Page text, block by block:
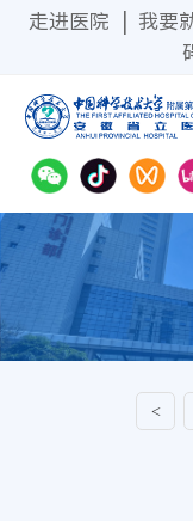
走进医院 我要
<